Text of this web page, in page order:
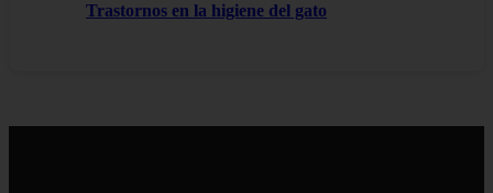
Trastornos en la higiene del gato